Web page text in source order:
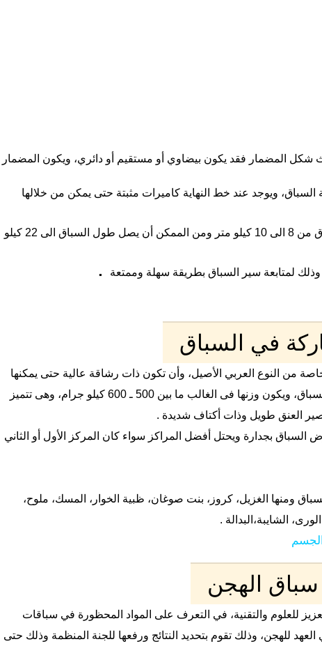
المضمار فقد يكون بيضاوي أو مستقيم أو دائري، ويكون المضمار
السباق، ويوجد عند خط النهاية كاميرات مثبتة حتى يمكن من خلالها
تحديد الجمل الفائز بالسباق ويكون طول السباق من 8 الى 10 كيلو متر ومن الممكن أن يصل طول السباق الى 22 كيلو
لمتابعة سير السباق بطريقة سهلة وممتعة .
في السباق
من النوع العربي الأصيل، وأن تكون ذات رشاقة عالية حتى يمكنها
من الفوز بجدارة من بين الإبل المشاركة في السباق، ويكون وزنها فى الغالب ما بين 500 ـ 600 كيلو جرام، وهى تتميز
العنق طويل وذات أكتاف شديدة .
السباق بجدارة ويحتل أفضل المراكز سواء كان المركز الأول أو الثاني
ومنها الغزيل، كروز، بنت صوغان، ظبية الخوار، المسك، ملوح،
الشايبة،البدالة .
الهجن
للعلوم والتقنية، في التعرف على المواد المحظورة في سباقات
للهجن، وذلك تقوم بتحديد النتائج ورفعها للجنة المنظمة وذلك حتى